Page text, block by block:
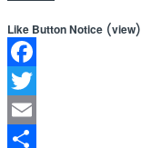
Like Button Notice (view)
Facebook
Twitter
Email